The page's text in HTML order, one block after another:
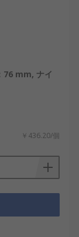
76 mm, ナイ
￥436.20/個